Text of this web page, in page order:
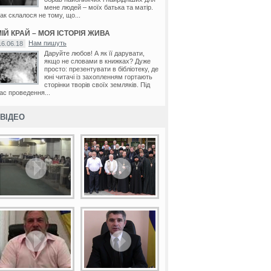
мене людей – моїх батька та матір.
склалося не тому, що...
КРАЙ – МОЯ ІСТОРІЯ ЖИВА
Нам пишуть
Даруйте любов! А як її дарувати,
якщо не словами в книжках? Дуже
просто: презентувати в бібліотеку, де
юні читачі із захопленням гортають
сторінки творів своїх земляків. Під
проведення...
ВІДЕО